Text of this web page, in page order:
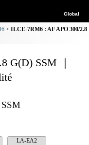
Global
ILCE-7RM6 : AF APO 300/2.8
G(D) SSM ｜
LA-EA2